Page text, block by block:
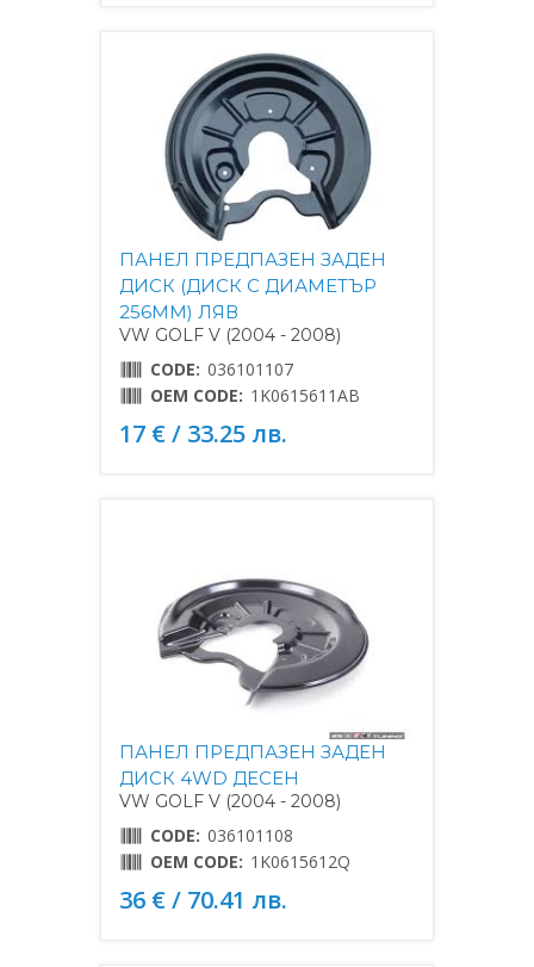
ПАНЕЛ ПРЕДПАЗЕН ЗАДЕН
ДИСК (ДИСК С ДИАМЕТЪР
256MM) ЛЯВ
VW GOLF V (2004 - 2008)
CODE: 036101107
OEM CODE: 1K0615611AB
17 € / 33.25 лв.
ПАНЕЛ ПРЕДПАЗЕН ЗАДЕН
ДИСК 4WD ДЕСЕН
VW GOLF V (2004 - 2008)
CODE: 036101108
OEM CODE: 1K0615612Q
36 € / 70.41 лв.